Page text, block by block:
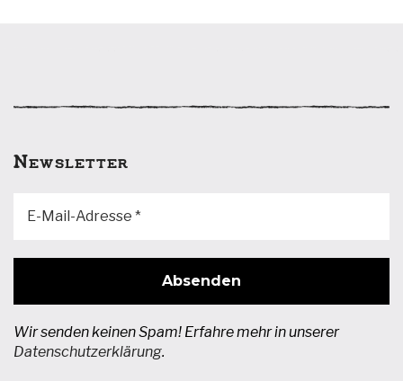
Newsletter
Wir senden keinen Spam! Erfahre mehr in unserer
Datenschutzerklärung.